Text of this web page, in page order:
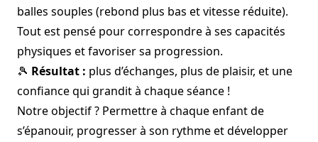
balles souples (rebond plus bas et vitesse réduite).
Tout est pensé pour correspondre à ses capacités
physiques et favoriser sa progression.
🎾 Résultat : plus d’échanges, plus de plaisir, et une
confiance qui grandit à chaque séance !
Notre objectif ? Permettre à chaque enfant de
s’épanouir, progresser à son rythme et développer